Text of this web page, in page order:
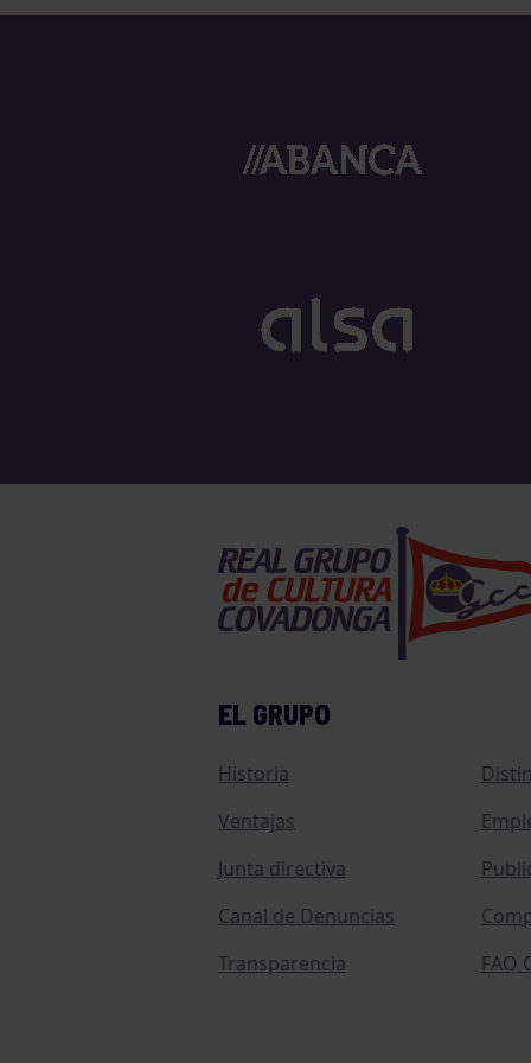
EL GRUPO
Historia
Ventajas
Junta directiva
Canal de Denuncias
Transparencia
FAQ